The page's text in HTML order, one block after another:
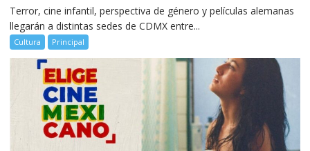
Terror, cine infantil, perspectiva de género y películas alemanas
llegarán a distintas sedes de CDMX entre...
Cultura Principal